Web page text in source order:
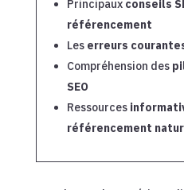
Principaux conseils
référencement
Les erreurs
Compréhension des
SEO
Ressources
référencement